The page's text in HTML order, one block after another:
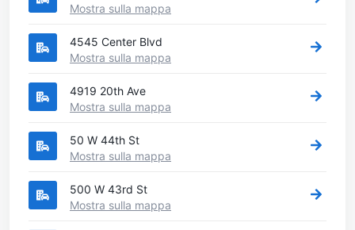
Mostra sulla mappa
4545 Center Blvd
Mostra sulla mappa
4919 20th Ave
Mostra sulla mappa
50 W 44th St
Mostra sulla mappa
500 W 43rd St
Mostra sulla mappa